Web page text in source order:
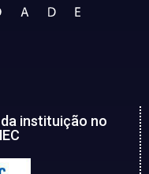
instituição no